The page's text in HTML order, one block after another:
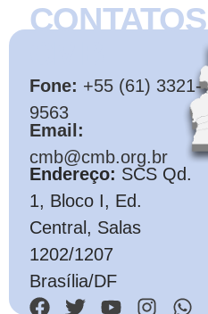
CONTATOS
Fone: +55 (61) 3321-
9563
Email:
cmb@cmb.org.br
Endereço: SCS Qd.
1, Bloco I, Ed.
Central, Salas
1202/1207
Brasília/DF